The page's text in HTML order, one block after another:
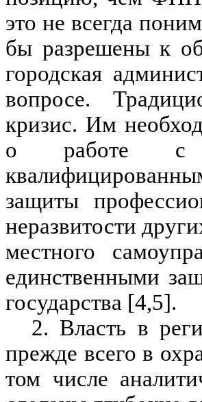
это не всегда
бы разрешены к
городская
вопросе.
кризис. Им
о работе с
защиты
неразвитости
местного
единственными
государства [4,5].
2. Власть в
прежде всего в
том числе